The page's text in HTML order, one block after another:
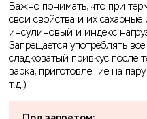
Важно понимать, что при
свои свойства и их
инсулиновый и индекс
Запрещается употреблять
сладковатый привкус после
варка, приготовление на
т.д.)